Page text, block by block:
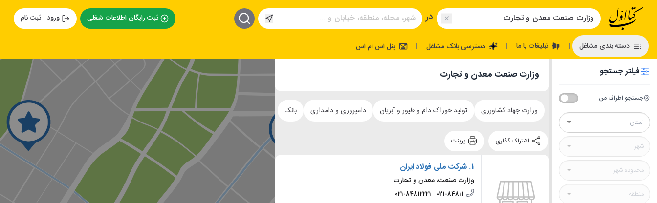
در ثبت رایگان اطلاعات شغلی ورود | ثبت نام
دسته بندی مشاغل | تبلیغات با ما | دسترسی بانک مشاغل | پنل اس ام اس
فیلتر جستجو
جستجو اطراف من
وزارت صنعت معدن و تجارت
وزارت جهاد کشاورزی تولید خوراک دام و طیور و آبزیان دامپروری و دامداری بانک
1. شرکت ملی فولاد ایران
وزارت صنعت، معدن و تجارت
021-84811
021-84812221